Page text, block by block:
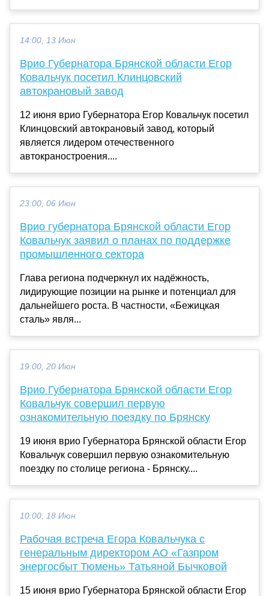
14:00, 13 Июн
Врио Губернатора Брянской области Егор
Ковальчук посетил Клинцовский
автокрановый завод
12 июня врио Губернатора Егор Ковальчук посетил
Клинцовский автокрановый завод, который
является лидером отечественного
автокраностроения....
23:00, 06 Июн
Врио губернатора Брянской области Егор
Ковальчук заявил о планах по поддержке
промышленного сектора
Глава региона подчеркнул их надёжность,
лидирующие позиции на рынке и потенциал для
дальнейшего роста. В частности, «Бежицкая
сталь» явля...
19:00, 20 Июн
Врио Губернатора Брянской области Егор
Ковальчук совершил первую
ознакомительную поездку по Брянску
19 июня врио Губернатора Брянской области Егор
Ковальчук совершил первую ознакомительную
поездку по столице региона - Брянску....
10:00, 18 Июн
Рабочая встреча Егора Ковальчука с
генеральным директором АО «Газпром
энергосбыт Тюмень» Татьяной Бычковой
15 июня врио Губернатора Брянской области Егор